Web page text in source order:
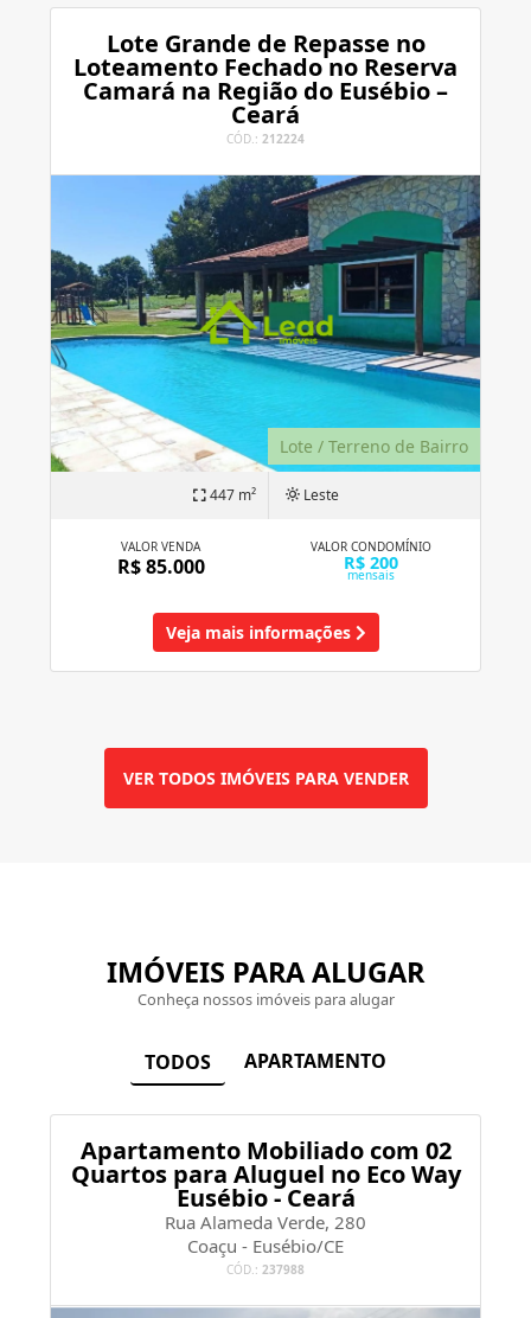
Lote Grande de Repasse no
Loteamento Fechado no Reserva
Camará na Região do Eusébio –
Ceará
CÓD.: 212224
Lote / Terreno de Bairro
447 m² Leste
VALOR VENDA
R$ 85.000
VALOR CONDOMÍNIO
R$ 200
mensais
Veja mais informações
VER TODOS IMÓVEIS PARA VENDER
IMÓVEIS PARA ALUGAR
Conheça nossos imóveis para alugar
TODOS APARTAMENTO
Apartamento Mobiliado com 02
Quartos para Aluguel no Eco Way
Eusébio - Ceará
Rua Alameda Verde, 280
Coaçu - Eusébio/CE
CÓD.: 237988